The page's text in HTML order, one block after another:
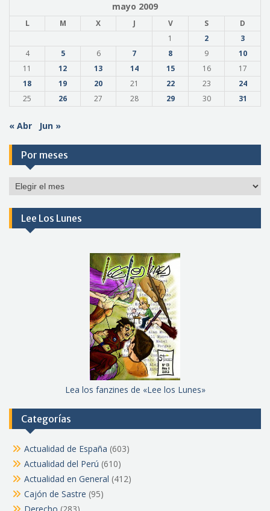
mayo 2009
L M X J V S
D
1
2
3
4
5 6 7 8 9
10
11
12 13 14 15 16
17
18
19 20 21 22 23
24
25
26 27 28 29 30 31
« Abr Jun »
Por meses
Por
Lee Los Lunes
Lea los fanzines de «Lee los Lunes»
Categorías
Actualidad de España (603)
Actualidad del Perú (610)
Actualidad en General (412)
Cajón de Sastre (95)